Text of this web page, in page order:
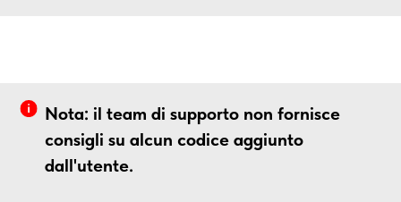
Nota: il team di supporto non fornisce
consigli su alcun codice aggiunto
dall'utente.